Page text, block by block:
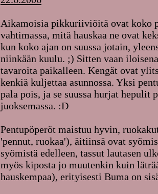
Aikamoisia pikkuriiviöitä ovat koko
vahtimassa, mitä hauskaa ne ovat
kun koko ajan on suussa jotain,
niinkään kuulu. ;) Sitten vaan
tavaroita paikalleen. Kengät ovat
kenkiä kuljettaa asunnossa. Yksi
pala pois, ja se suussa hurjat
juoksemassa. :D
Pentupöperöt maistuu hyvin,
'pennut, ruokaa'), äitiinsä ovat
syömistä edelleen, tassut lautasen
myös kiposta jo muutenkin kuin
hauskempaa), erityisesti Buma on